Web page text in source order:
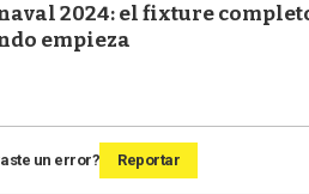
2024: el fixture
empieza
un error? Reportar